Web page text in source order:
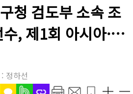
청 검도부 소속 조
, 제1회 아시아·
정하선